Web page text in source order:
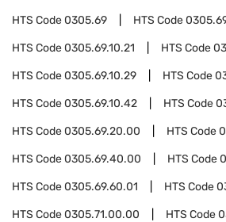
HTS Code0305.69 HTS Code
HTS Code0305.69.10.21 HTS Code
HTS Code0305.69.10.29 HTS Code
HTS Code0305.69.10.42 HTS Code
HTS Code0305.69.20.00 HTS Code
HTS Code0305.69.40.00 HTS Code
HTS Code0305.69.60.01 HTS Code
HTS Code0305.71.00.00 HTS Code